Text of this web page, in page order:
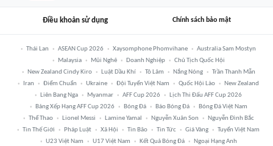
Điều khoản sử dụng Chính sách bảo mật
Thái Lan ASEAN Cup 2026 Xaysomphone Phomvihane
Australia Sam Mostyn
Malaysia
Mũi Nghê Doanh Nghiệp
Chủ Tịch Quốc Hội
New Zealand Cindy Kiro
Luật Dầu Khí Tô Lâm Nắng Nóng
Trần Thanh Mẫn
Iran
Điểm Chuẩn Ukraine Đội Tuyển Việt Nam Quốc Hội Lào
New Zealand
Liên Bang Nga
Myanmar AFF Cup 2026
Lịch Thi Đấu AFF Cup 2026
Bảng Xếp Hạng AFF Cup 2026
Bóng Đá Báo Bóng Đá
Bóng Đá Việt Nam
Thể Thao
Lionel Messi Lamine Yamal Nguyễn Xuân Son
Nguyễn Đình Bắc
Tin Thế Giới
Pháp Luật Xã Hội Tin Bão Tin Tức Giá Vàng
Tuyển Việt Nam
U23 Việt Nam
U17 Việt Nam Kết Quả Bóng Đá Ngoại Hạng Anh